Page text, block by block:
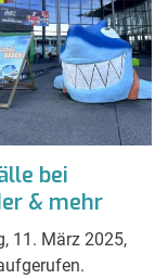
bei
& mehr
11. März 2025,